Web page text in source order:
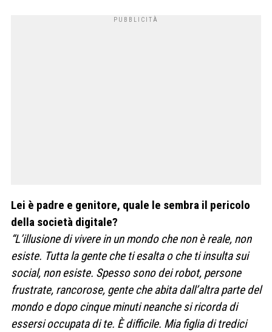
Lei è padre e genitore, quale le sembra il pericolo
della società digitale?
“L’illusione di vivere in un mondo che non è reale, non
esiste. Tutta la gente che ti esalta o che ti insulta sui
social, non esiste. Spesso sono dei robot, persone
frustrate, rancorose, gente che abita dall’altra parte del
mondo e dopo cinque minuti neanche si ricorda di
essersi occupata di te. È difficile. Mia figlia di tredici